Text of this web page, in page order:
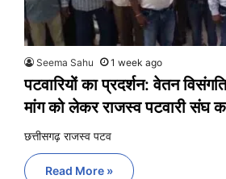
Seema Sahu 1 week ago
पटवारियों का प्रदर्शन: वेतन
मांग को लेकर राजस्व पटवारी संघ
छत्तीसगढ़ राजस्व पटव
Read More »